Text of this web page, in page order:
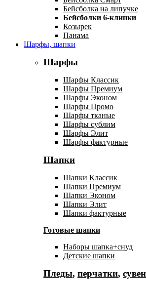
Бейсболка на липучке
Бейсболки 6-клинки
Козырек
Панама
Шарфы, шапки
Шарфы
Шарфы Классик
Шарфы Премиум
Шарфы Эконом
Шарфы Промо
Шарфы тканые
Шарфы сублим
Шарфы Элит
Шарфы фактурные
Шапки
Шапки Классик
Шапки Премиум
Шапки Эконом
Шапки Элит
Шапки фактурные
Готовые шапки
Наборы шапка+снуд
Детские шапки
Пледы, перчатки,